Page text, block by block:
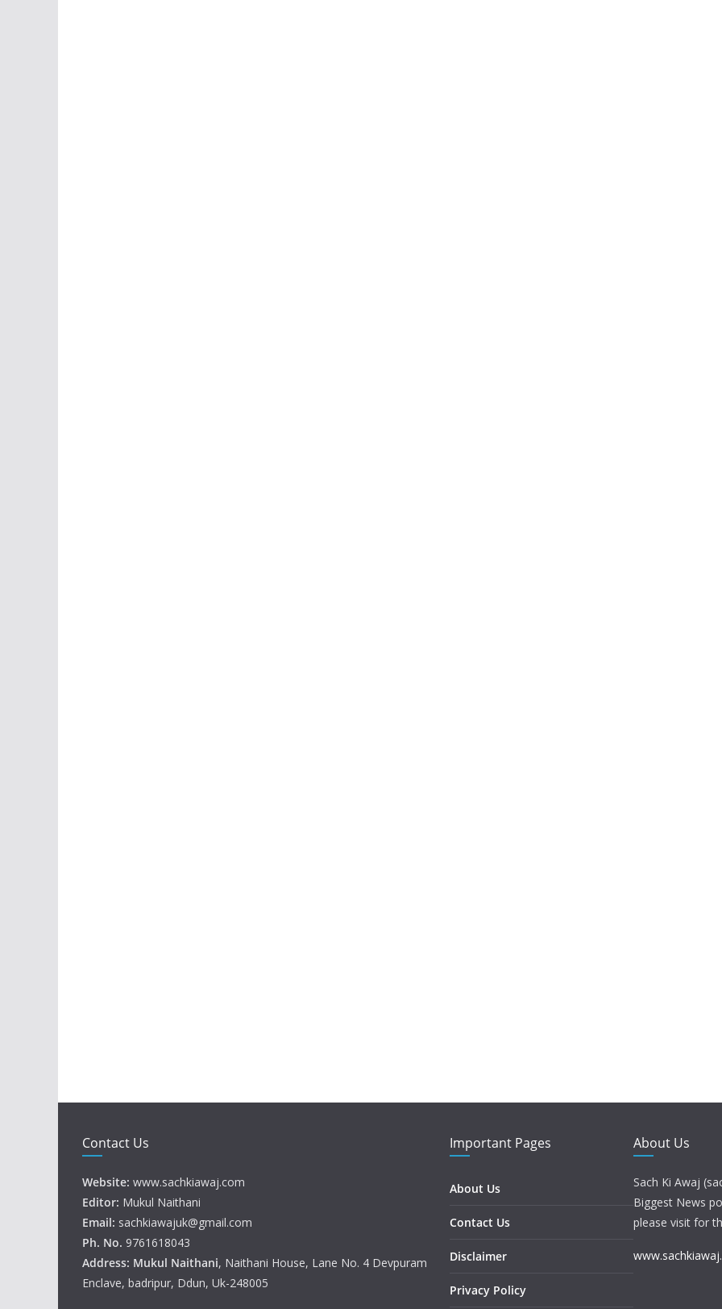
Contact Us
Website: www.sachkiawaj.com
Editor: Mukul Naithani
Email: sachkiawajuk@gmail.com
Ph. No. 9761618043
Address: Mukul Naithani, Naithani House, Lane No. 4 Devpuram
Enclave, badripur, Ddun, Uk-248005
Important Pages
About Us
Contact Us
Disclaimer
Privacy Policy
About Us
Sach Ki Awaj
Biggest News
please visit for